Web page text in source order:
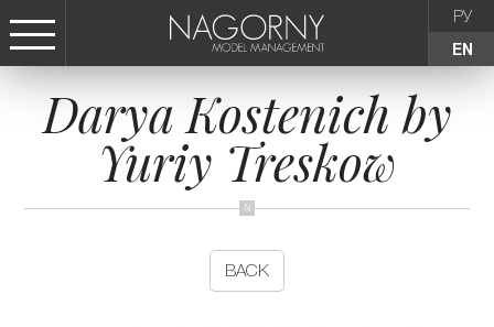
РУ
EN
СТАТЬ МОДЕЛЬЮ
FEMALE
Darya Kostenich by
Yuriy Treskow
BACK